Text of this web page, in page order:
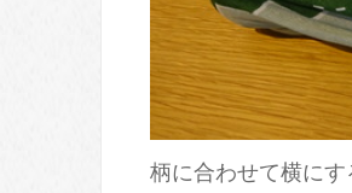
柄に合わせて横に